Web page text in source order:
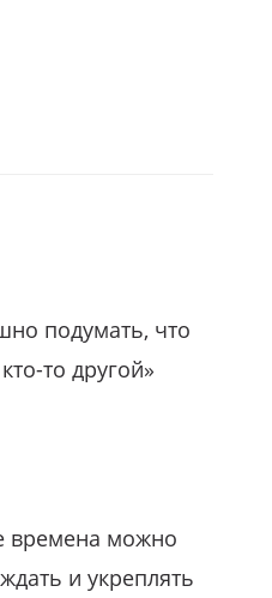
подумать, что
то другой»
времена можно
и укреплять